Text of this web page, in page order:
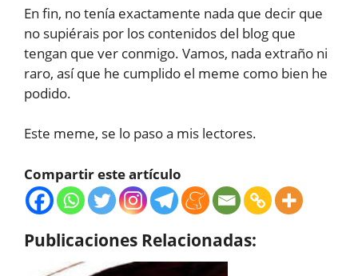
En fin, no tenía exactamente nada que decir que
no supiérais por los contenidos del blog que
tengan que ver conmigo. Vamos, nada extraño ni
raro, así que he cumplido el meme como bien he
podido.
Este meme, se lo paso a mis lectores.
Compartir este artículo
Publicaciones Relacionadas: